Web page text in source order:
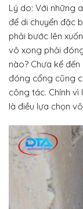
Lý do: Với những
để di chuyển đặc
phải bước lên
vô xong phải
nào? Chưa kể
đóng cổng cũng
công tác. Chính
là điều lựa chọn